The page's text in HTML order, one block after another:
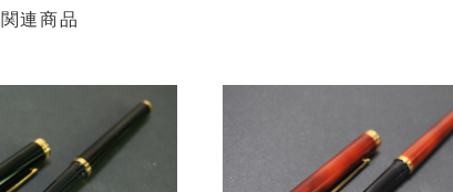
関連商品